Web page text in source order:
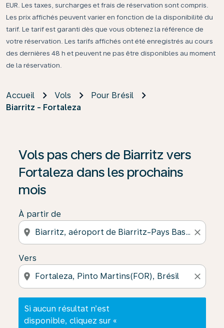
EUR. Les taxes, surcharges et frais de réservation sont compris.
Les prix affichés peuvent varier en fonction de la disponibilité du
tarif. Le tarif est garanti dès que vous obtenez la référence de
votre réservation. Les tarifs affichés ont été enregistrés au cours
des dernières 48 h et peuvent ne pas être disponibles au moment
de la réservation.
Accueil Vols
Pour Brésil
Biarritz - Fortaleza
Vols pas chers de Biarritz vers
Fortaleza dans les prochains
mois
À partir de
location_on close
Vers
location_on close
Si aucun résultat n’est
disponible, cliquez sur «
Si aucun résultat n’est disponible, cliquez sur «